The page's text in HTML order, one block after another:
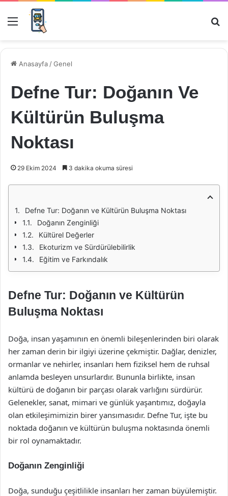
Menü
Anasayfa /Genel
Defne Tur: Doğanın Ve
Kültürün Buluşma
Noktası
29 Ekim 2024 3 dakika okuma süresi
Defne Tur: Doğanın ve Kültürün Buluşma Noktası
Doğanın Zenginliği
Kültürel Değerler
Ekoturizm ve Sürdürülebilirlik
Eğitim ve Farkındalık
Defne Tur: Doğanın ve Kültürün
Buluşma Noktası
Doğa, insan yaşamının en önemli bileşenlerinden biri olarak
her zaman derin bir ilgiyi üzerine çekmiştir. Dağlar, denizler,
ormanlar ve nehirler, insanları hem fiziksel hem de ruhsal
anlamda besleyen unsurlardır. Bununla birlikte, insan
kültürü de doğanın bir parçası olarak varlığını sürdürür.
Gelenekler, sanat, mimari ve günlük yaşantımız, doğayla
olan etkileşimimizin birer yansımasıdır. Defne Tur, işte bu
noktada doğanın ve kültürün buluşma noktasında önemli
bir rol oynamaktadır.
Doğanın Zenginliği
Doğa, sunduğu çeşitlilikle insanları her zaman büyülemiştir.